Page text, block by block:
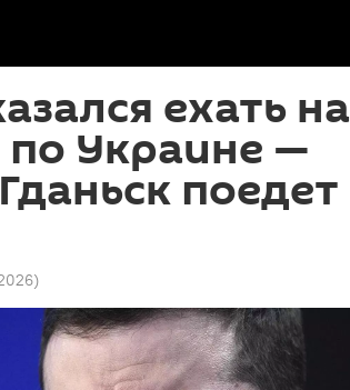
ехать на
Украине —
поедет
)